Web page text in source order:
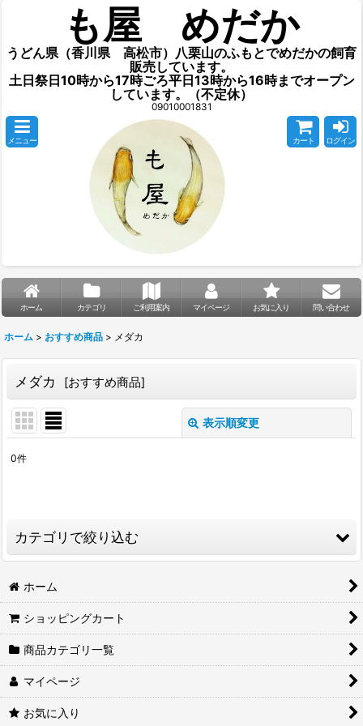
も屋 めだか
うどん県（香川県 高松市）八栗山のふもとでめだかの飼育
販売しています。
土日祭日10時から17時ごろ平日13時から16時までオープン
しています。（不定休）
09010001831
メニュー カート ログイン
ホーム カテゴリ ご利用案内 マイページ お気に入り 問い合わせ
ホーム > おすすめ商品 > メダカ
メダカ [おすすめ商品]
表示順変更
並び順:
絞り込む
0件
カテゴリで絞り込む
メダカ (全商品)
三色ラメ体外光
光体型
ダルマ
ホーム
ショッピングカート
商品カテゴリ一覧
マイページ
お気に入り